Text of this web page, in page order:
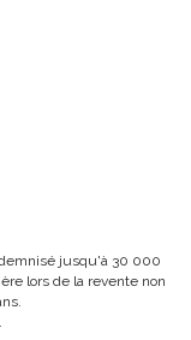
jusqu'à 30 000
lors de la revente non